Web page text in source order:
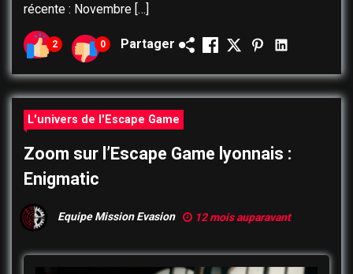
récente : Novembre […]
2 0 Partager
L'univers de l'Escape Game
Zoom sur l’Escape Game lyonnais :
Enigmatic
Equipe Mission Evasion 12 mois auparavant